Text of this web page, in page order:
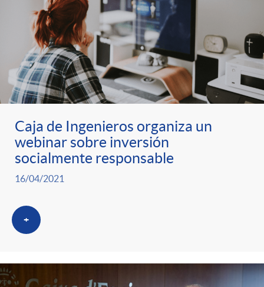
Caja de Ingenieros organiza un
webinar sobre inversión
socialmente responsable
16/04/2021
+